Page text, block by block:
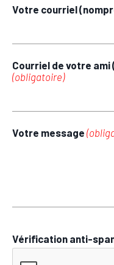
Votre courriel
Courriel de votre ami
(obligatoire)
Votre message
Vérification anti-